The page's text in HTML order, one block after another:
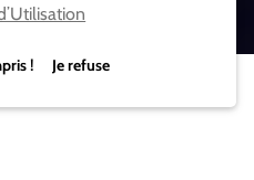
! Je refuse